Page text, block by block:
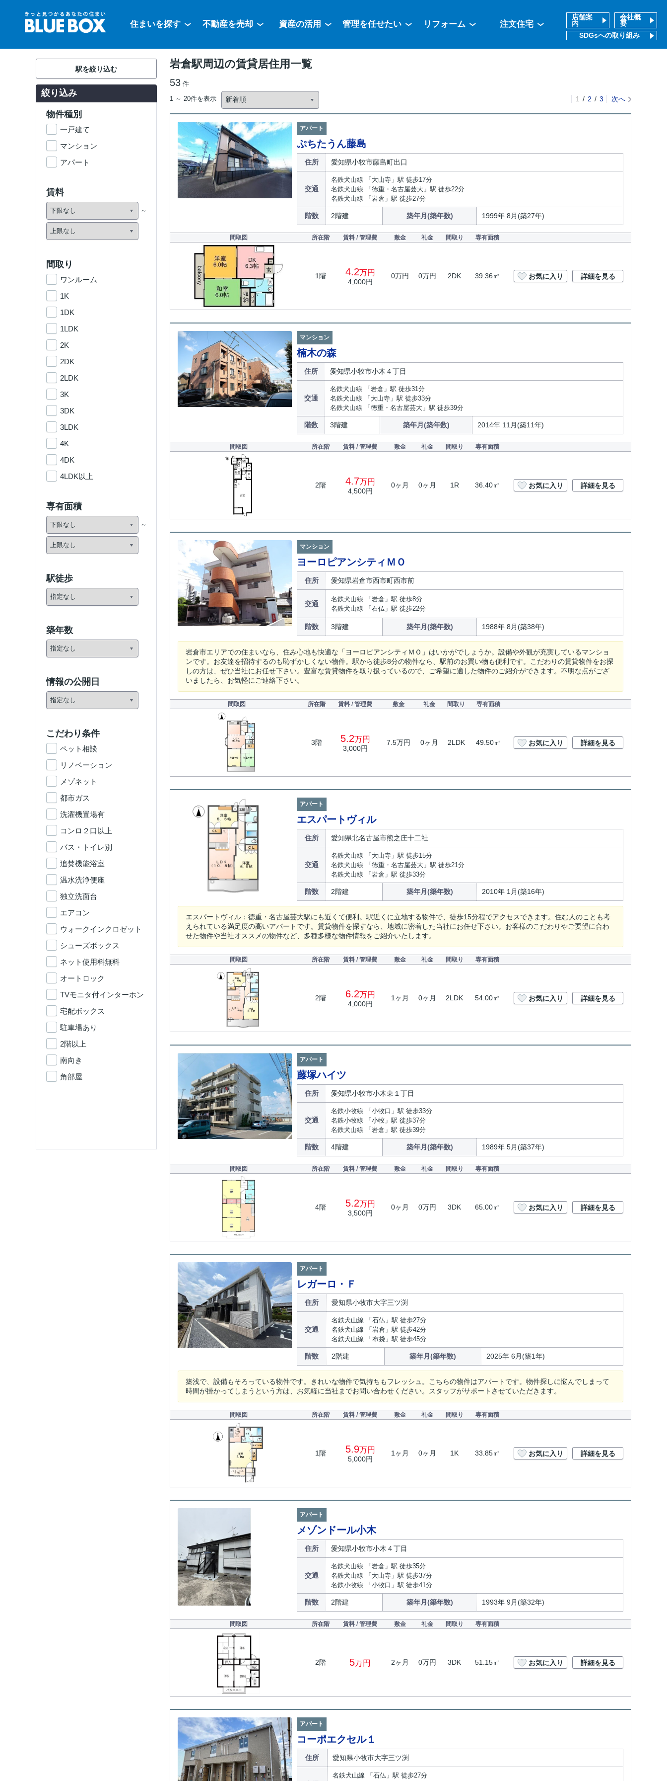
住まいを探す 不動産を売却 資産の活用 管理を任せたい リフォーム 注文住宅
店舗案
内
会社概
要
SDGsへの取り組み
岩倉駅周辺の賃貸居住用一覧
53 件
1 ～ 20件を表示
1 2 3 次へ
アパート
ぷちたうん藤島
住所 愛知県小牧市藤島町出口
交通
名鉄犬山線 「大山寺」駅 徒歩17分
名鉄犬山線 「徳重・名古屋芸大」駅 徒歩22分
名鉄犬山線 「岩倉」駅 徒歩27分
階数 2階建 築年月(築年数) 1999年 8月(築27年)
間取図 所在階 賃料 / 管理費 敷金 礼金 間取り 専有面積
1階 4.2万円
4,000円
0万円 0万円 2DK 39.36㎡ お気に入り 詳細を見る
マンション
楠木の森
住所 愛知県小牧市小木４丁目
交通
名鉄犬山線 「岩倉」駅 徒歩31分
名鉄犬山線 「大山寺」駅 徒歩33分
名鉄犬山線 「徳重・名古屋芸大」駅 徒歩39分
階数 3階建 築年月(築年数) 2014年 11月(築11年)
間取図 所在階 賃料 / 管理費 敷金 礼金 間取り 専有面積
2階 4.7万円
4,500円
0ヶ月 0ヶ月 1R 36.40㎡ お気に入り 詳細を見る
マンション
ヨーロピアンシティＭＯ
住所 愛知県岩倉市西市町西市前
交通
名鉄犬山線 「岩倉」駅 徒歩8分
名鉄犬山線 「石仏」駅 徒歩22分
階数 3階建 築年月(築年数) 1988年 8月(築38年)
岩倉市エリアでの住まいなら、住み心地も快適な「ヨーロピアンシティＭＯ」はいかがでしょうか。設備や外観が充実しているマンショ
ンです。お友達を招待するのも恥ずかしくない物件。駅から徒歩8分の物件なら、駅前のお買い物も便利です。こだわりの賃貸物件をお探
しの方は、ぜひ当社にお任せ下さい。豊富な賃貸物件を取り扱っているので、ご希望に適した物件のご紹介ができます。不明な点がござ
いましたら、お気軽にご連絡下さい。
間取図 所在階 賃料 / 管理費 敷金 礼金 間取り 専有面積
3階 5.2万円
3,000円
7.5万円 0ヶ月 2LDK 49.50㎡ お気に入り 詳細を見る
アパート
エスパートヴィル
住所 愛知県北名古屋市熊之庄十二社
交通
名鉄犬山線 「大山寺」駅 徒歩15分
名鉄犬山線 「徳重・名古屋芸大」駅 徒歩21分
名鉄犬山線 「岩倉」駅 徒歩33分
階数 2階建 築年月(築年数) 2010年 1月(築16年)
エスパートヴィル：徳重・名古屋芸大駅にも近くて便利。駅近くに立地する物件で、徒歩15分程でアクセスできます。住む人のことも考
えられている満足度の高いアパートです。賃貸物件を探すなら、地域に密着した当社にお任せ下さい。お客様のこだわりやご要望に合わ
せた物件や当社オススメの物件など、多種多様な物件情報をご紹介いたします。
間取図 所在階 賃料 / 管理費 敷金 礼金 間取り 専有面積
2階 6.2万円
4,000円
1ヶ月 0ヶ月 2LDK 54.00㎡ お気に入り 詳細を見る
アパート
藤塚ハイツ
住所 愛知県小牧市小木東１丁目
交通
名鉄小牧線 「小牧口」駅 徒歩33分
名鉄小牧線 「小牧」駅 徒歩37分
名鉄犬山線 「岩倉」駅 徒歩39分
階数 4階建 築年月(築年数) 1989年 5月(築37年)
間取図 所在階 賃料 / 管理費 敷金 礼金 間取り 専有面積
4階 5.2万円
3,500円
0ヶ月 0万円 3DK 65.00㎡ お気に入り 詳細を見る
アパート
レガーロ・Ｆ
住所 愛知県小牧市大字三ツ渕
交通
名鉄犬山線 「石仏」駅 徒歩27分
名鉄犬山線 「岩倉」駅 徒歩42分
名鉄犬山線 「布袋」駅 徒歩45分
階数 2階建 築年月(築年数) 2025年 6月(築1年)
築浅で、設備もそろっている物件です。きれいな物件で気持ちもフレッシュ。こちらの物件はアパートです。物件探しに悩んでしまって
時間が掛かってしまうという方は、お気軽に当社までお問い合わせください。スタッフがサポートさせていただきます。
間取図 所在階 賃料 / 管理費 敷金 礼金 間取り 専有面積
1階 5.9万円
5,000円
1ヶ月 0ヶ月 1K 33.85㎡ お気に入り 詳細を見る
アパート
メゾンドール小木
住所 愛知県小牧市小木４丁目
交通
名鉄犬山線 「岩倉」駅 徒歩35分
名鉄犬山線 「大山寺」駅 徒歩37分
名鉄小牧線 「小牧口」駅 徒歩41分
階数 2階建 築年月(築年数) 1993年 9月(築32年)
間取図 所在階 賃料 / 管理費 敷金 礼金 間取り 専有面積
2階 5万円 2ヶ月 0万円 3DK 51.15㎡ お気に入り 詳細を見る
アパート
コーポエクセル１
住所 愛知県小牧市大字三ツ渕
名鉄犬山線 「石仏」駅 徒歩27分
駅を絞り込む
絞り込み
物件種別
一戸建て
マンション
アパート
賃料
間取り
ワンルーム
1K
1DK
1LDK
2K
2DK
2LDK
3K
3DK
3LDK
4K
4DK
4LDK以上
専有面積
駅徒歩
築年数
情報の公開日
こだわり条件
ペット相談
リノベーション
メゾネット
都市ガス
洗濯機置場有
コンロ２口以上
バス・トイレ別
追焚機能浴室
温水洗浄便座
独立洗面台
エアコン
ウォークインクロゼット
シューズボックス
ネット使用料無料
オートロック
TVモニタ付インターホン
宅配ボックス
駐車場あり
2階以上
南向き
角部屋